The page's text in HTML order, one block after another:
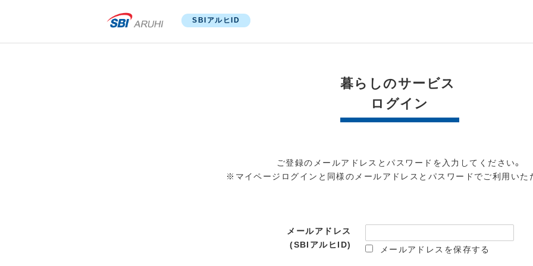
SBIアルヒID
暮らしのサービス
ログイン
ご登録のメールアドレスとパスワードを入力してください。
※マイページログインと同様のメールアドレスとパスワードでご利用いた
メールアドレス
(SBIアルヒID)
メールアドレスを保存する